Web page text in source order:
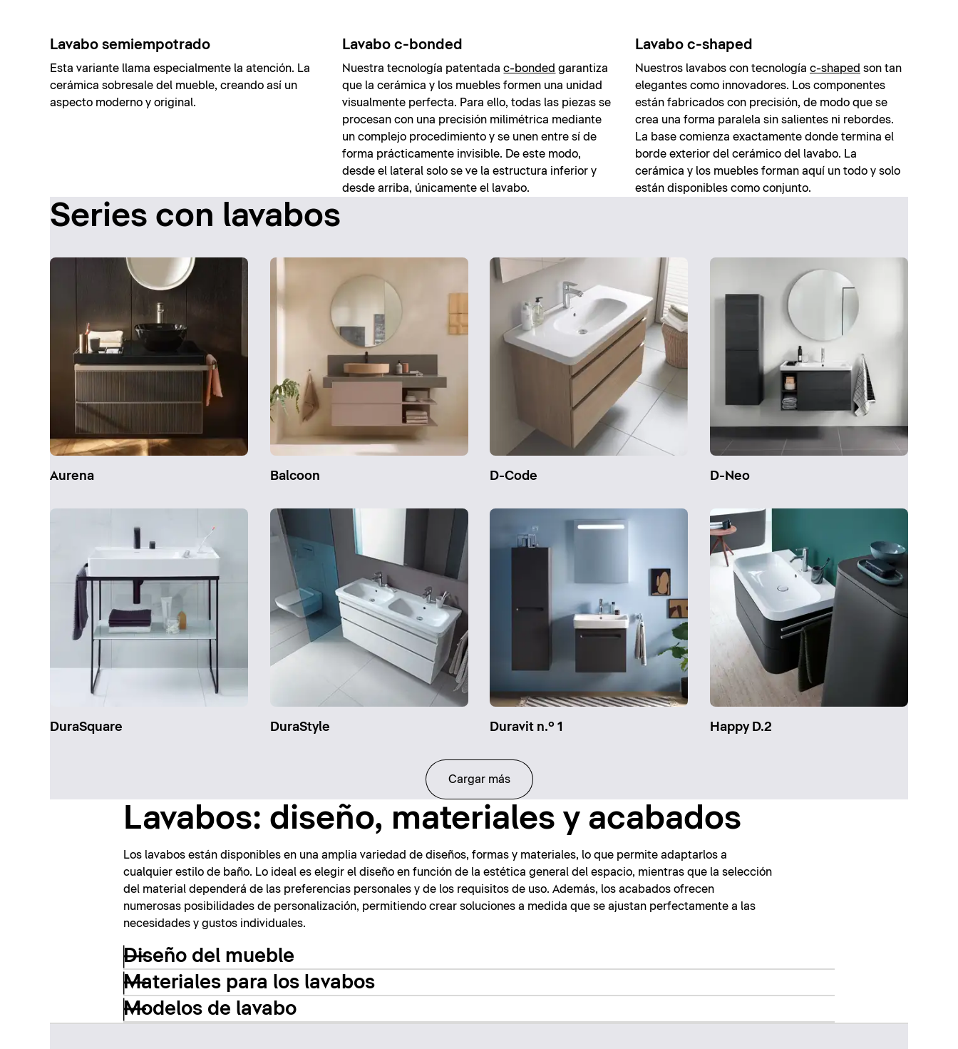
Lavabo semiempotrado
Esta variante llama especialmente la atención. La
cerámica sobresale del mueble, creando así un
aspecto moderno y original.
Lavabo c-bonded
Nuestra tecnología patentadac-bonded garantiza
que la cerámica y los muebles formen una unidad
visualmente perfecta. Para ello, todas las piezas se
procesan con una precisión milimétrica mediante
un complejo procedimiento y se unen entre sí de
forma prácticamente invisible. De este modo,
desde el lateral solo se ve la estructura inferior y
desde arriba, únicamente el lavabo.
Lavabo c-shaped
Nuestros lavabos con tecnologíac-shaped son tan
elegantes como innovadores. Los componentes
están fabricados con precisión, de modo que se
crea una forma paralela sin salientes ni rebordes.
La base comienza exactamente donde termina el
borde exterior del cerámico del lavabo. La
cerámica y los muebles forman aquí un todo y solo
están disponibles como conjunto.
Series con lavabos
Aurena Balcoon D-Code D-Neo
DuraSquare DuraStyle Duravit n.º 1 Happy D.2
Cargar más
Lavabos: diseño, materiales y acabados
Los lavabos están disponibles en una amplia variedad de diseños, formas y materiales, lo que permite adaptarlos a
cualquier estilo de baño. Lo ideal es elegir el diseño en función de la estética general del espacio, mientras que la selección
del material dependerá de las preferencias personales y de los requisitos de uso. Además, los acabados ofrecen
numerosas posibilidades de personalización, permitiendo crear soluciones a medida que se ajustan perfectamente a las
necesidades y gustos individuales.
Diseño del mueble
Materiales para los lavabos
Modelos de lavabo